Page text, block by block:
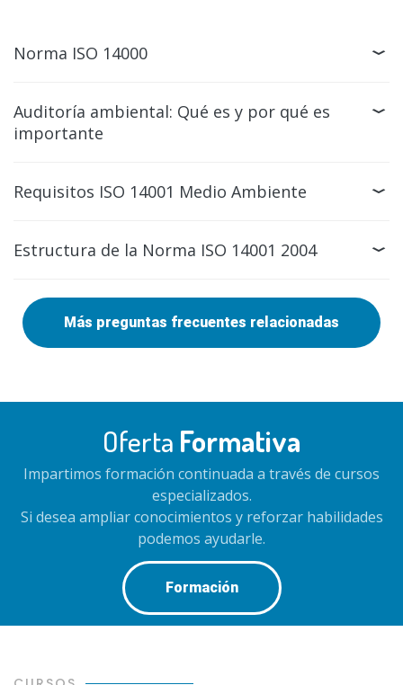
Norma ISO 14000
Auditoría ambiental: Qué es y por qué es
importante
Requisitos ISO 14001 Medio Ambiente
Estructura de la Norma ISO 14001 2004
Más preguntas frecuentes relacionadas
Oferta Formativa
Impartimos formación continuada a través de cursos
especializados.
Si desea ampliar conocimientos y reforzar habilidades
podemos ayudarle.
Formación